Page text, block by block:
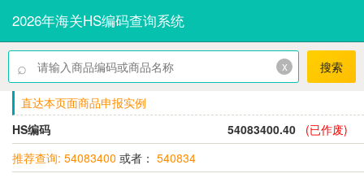
2026年海关HS编码查询系统
⌕ x 搜索
直达本页面商品申报实例
HS编码
54083400.40
(已作废)
推荐查询: 54083400 或者： 540834